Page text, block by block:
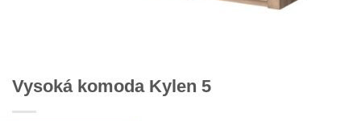
Vysoká komoda Kylen 5